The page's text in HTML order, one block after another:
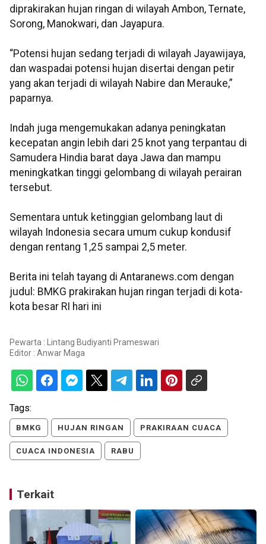
diprakirakan hujan ringan di wilayah Ambon, Ternate,
Sorong, Manokwari, dan Jayapura.
“Potensi hujan sedang terjadi di wilayah Jayawijaya,
dan waspadai potensi hujan disertai dengan petir
yang akan terjadi di wilayah Nabire dan Merauke,”
paparnya.
Indah juga mengemukakan adanya peningkatan
kecepatan angin lebih dari 25 knot yang terpantau di
Samudera Hindia barat daya Jawa dan mampu
meningkatkan tinggi gelombang di wilayah perairan
tersebut.
Sementara untuk ketinggian gelombang laut di
wilayah Indonesia secara umum cukup kondusif
dengan rentang 1,25 sampai 2,5 meter.
Berita ini telah tayang di Antaranews.com dengan
judul: BMKG prakirakan hujan ringan terjadi di kota-
kota besar RI hari ini
Pewarta : Lintang Budiyanti Prameswari
Editor : Anwar Maga
Tags:
BMKG HUJAN RINGAN PRAKIRAAN CUACA
CUACA INDONESIA RABU
Terkait